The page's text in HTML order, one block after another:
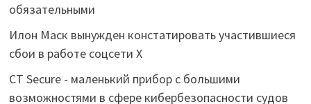
обязательными
Илон Маск вынужден констатировать участившиеся
сбои в работе соцсети Х
CT Secure - маленький прибор с большими
возможностями в сфере кибербезопасности судов